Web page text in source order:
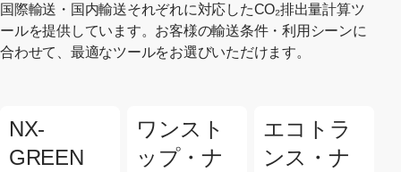
国際輸送・国内輸送それぞれに対応したCO₂排出量計算ツ
ールを提供しています。お客様の輸送条件・利用シーンに
合わせて、最適なツールをお選びいただけます。
NX-
GREEN
ワンスト
ップ・ナ
エコトラ
ンス・ナ